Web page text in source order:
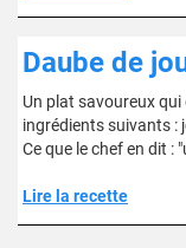
Daube de
Un plat savoureux
ingrédients suivants :
Ce que le chef en dit :
Lire la recette